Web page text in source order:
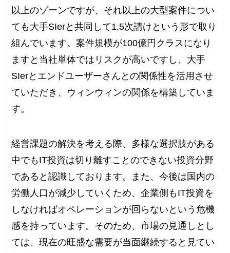
以上のゾーンですが、それ以上の大型案件につい
ても大手SIerと共同して1.5次請けという形で取り
組んでいます。案件規模が100億円クラスになり
ますと当社単体ではリスクが高いですし、大手
SIerとエンドユーザーさんとの関係性を活用させ
ていただき、ウィンウィンの関係を構築していま
す。
経営課題の解決を考える際、多様な選択肢がある
中でもIT投資は切り離すことのできない投資分野
であると認識しております。また、今後は国内の
労働人口が減少していくため、企業側もIT投資を
しなければオペレーションが回らないという危機
感を持っています。そのため、市場の見通しとし
ては、現在の旺盛な需要が当面継続すると見てい